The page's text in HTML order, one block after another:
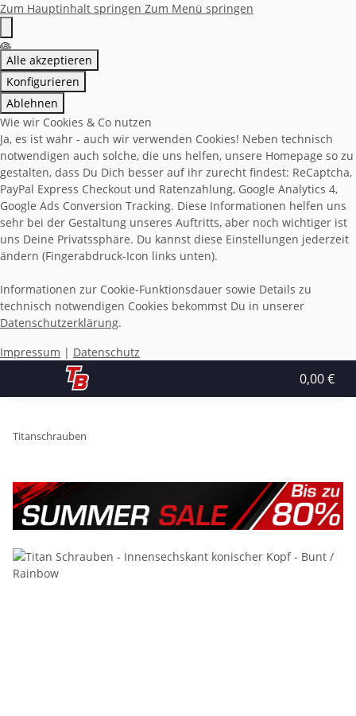
Zum Hauptinhalt springen Zum Menü springen
Alle akzeptieren
Konfigurieren
Ablehnen
Wie wir Cookies & Co nutzen
Ja, es ist wahr - auch wir verwenden Cookies! Neben technisch
notwendigen auch solche, die uns helfen, unsere Homepage so zu
gestalten, dass Du Dich besser auf ihr zurecht findest: ReCaptcha,
PayPal Express Checkout und Ratenzahlung, Google Analytics 4,
Google Ads Conversion Tracking. Diese Informationen helfen uns
sehr bei der Gestaltung unseres Auftritts, aber noch wichtiger ist
uns Deine Privatssphäre. Du kannst diese Einstellungen jederzeit
ändern (Fingerabdruck-Icon links unten).
Informationen zur Cookie-Funktionsdauer sowie Details zu
technisch notwendigen Cookies bekommst Du in unserer
Datenschutzerklärung.
Impressum | Datenschutz
0,00 €
Titanschrauben